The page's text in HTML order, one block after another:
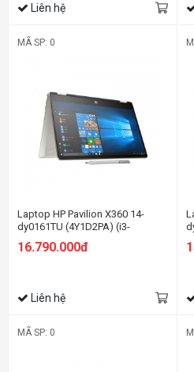
Liên hệ
MÃ SP: 0
Laptop HP Pavilion X360 14-
dy0161TU (4Y1D2PA) (i3-
SSD/14 FHD Cảm
16.790.000đ
Liên hệ
MÃ SP: 0